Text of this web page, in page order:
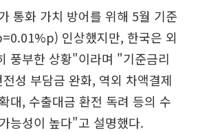
통화 가치 방어를 위해 5월 기준
인상했지만, 한국은 외
풍부한 상황"이라며 "기준금리
성 부담금 완화, 역외 차액결제
대, 수출대금 환전 독려 등의 수
능성이 높다"고 설명했다.